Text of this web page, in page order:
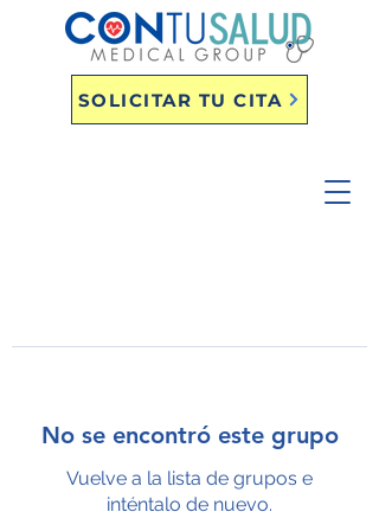
SOLICITAR TU CITA
No se encontró este grupo
Vuelve a la lista de grupos e
inténtalo de nuevo.